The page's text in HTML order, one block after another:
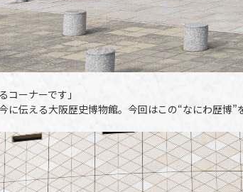
コーナーです」
に伝える大阪歴史博物館。今回はこの“なにわ歴